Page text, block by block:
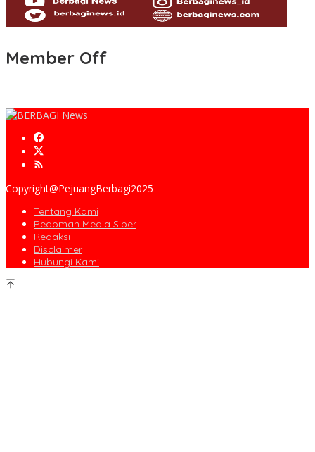
Member Off
Copyright@PejuangBerbagi2025
Tentang Kami
Pedoman Media Siber
Redaksi
Disclaimer
Hubungi Kami